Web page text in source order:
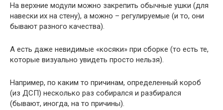
На верхние модули можно закрепить обычные ушки (для
навески их на стену), а можно – регулируемые (и то, они
бывают разного качества).
А есть даже невидимые «косяки» при сборке (то есть те,
которые визуально увидеть просто нельзя).
Например, по каким то причинам, определенный короб
(из ДСП) несколько раз собирался и разбирался
(бывают, иногда, на то причины).